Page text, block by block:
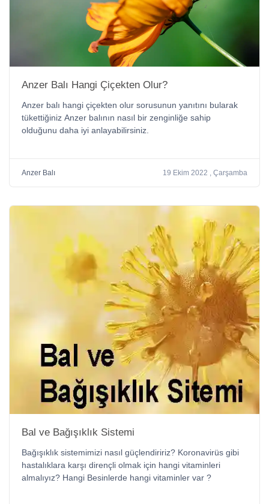
Anzer Balı Hangi Çiçekten Olur?
Anzer balı hangi çiçekten olur sorusunun yanıtını bularak
tükettiğiniz Anzer balının nasıl bir zenginliğe sahip
olduğunu daha iyi anlayabilirsiniz.
Anzer Balı 19 Ekim 2022 , Çarşamba
Bal ve Bağışıklık Sistemi
Bağışıklık sistemimizi nasıl güçlendiririz? Koronavirüs gibi
hastalıklara karşı dirençli olmak için hangi vitaminleri
almalıyız? Hangi Besinlerde hangi vitaminler var ?